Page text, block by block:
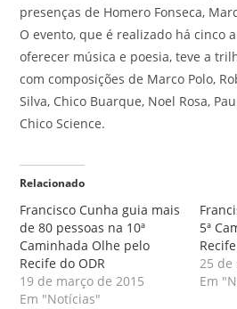
presenças de Homero Fonseca,
O evento, que é realizado há cinco
oferecer música e poesia, teve a
com composições de Marco Polo,
Silva, Chico Buarque, Noel Rosa,
Chico Science.
Relacionado
Francisco Cunha guia mais
de 80 pessoas na 10ª
Caminhada Olhe pelo
Recife do ODR
19 de março de 2015
Em "Notícias"
5ª
25 de
Em